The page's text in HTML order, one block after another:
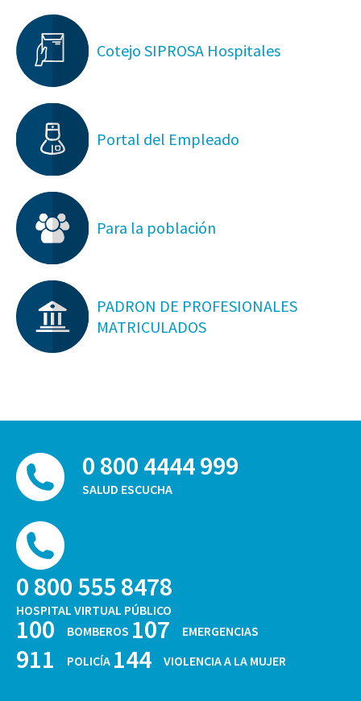
Cotejo SIPROSA Hospitales
Portal del Empleado
Para la población
PADRON DE PROFESIONALES
MATRICULADOS
0 800 4444 999
SALUD ESCUCHA
0 800 555 8478
HOSPITAL VIRTUAL PÚBLICO
100 BOMBEROS 107 EMERGENCIAS
911 POLICÍA 144 VIOLENCIA A LA MUJER